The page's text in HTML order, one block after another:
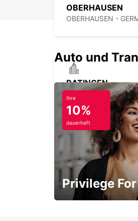
OBERHAUSEN
OBERHAUSEN -
RATINGEN
RATINGEN -
BOCHUM
BOCHUM - GERMANY
Auto und
Ihre
10%
dauerhaft
Privilege For